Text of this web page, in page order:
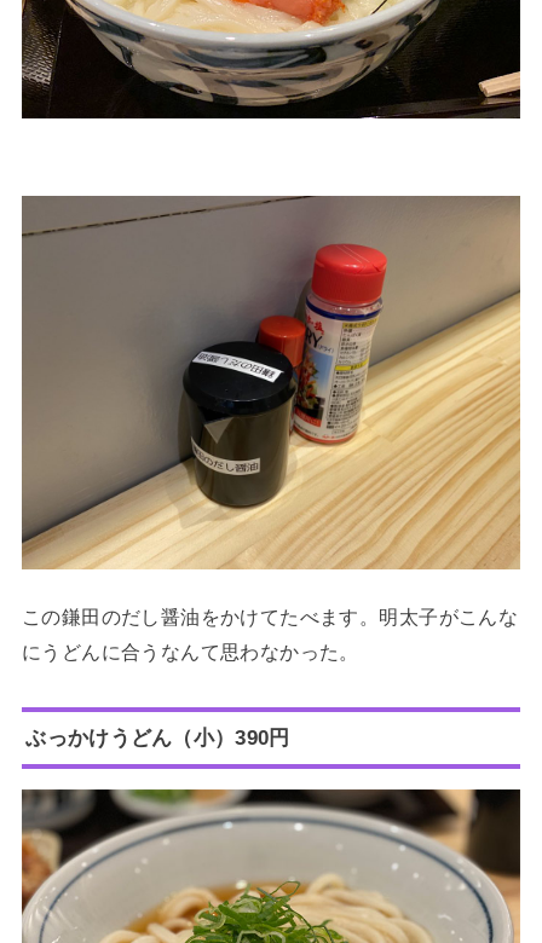
この鎌田のだし醤油をかけてたべます。明太子がこんな
にうどんに合うなんて思わなかった。
ぶっかけうどん（小）390円